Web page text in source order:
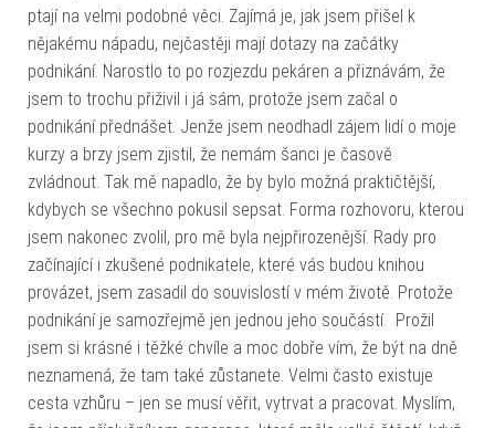
ptají na velmi podobné věci. Zajímá je, jak jsem přišel k
nějakému nápadu, nejčastěji mají dotazy na začátky
podnikání. Narostlo to po rozjezdu pekáren a přiznávám, že
jsem to trochu přiživil i já sám, protože jsem začal o
podnikání přednášet. Jenže jsem neodhadl zájem lidí o moje
kurzy a brzy jsem zjistil, že nemám šanci je časově
zvládnout. Tak mě napadlo, že by bylo možná praktičtější,
kdybych se všechno pokusil sepsat. Forma rozhovoru, kterou
jsem nakonec zvolil, pro mě byla nejpřirozenější. Rady pro
začínající i zkušené podnikatele, které vás budou knihou
provázet, jsem zasadil do souvislostí v mém životě. Protože
podnikání je samozřejmě jen jednou jeho součástí. Prožil
jsem si krásné i těžké chvíle a moc dobře vím, že být na dně
neznamená, že tam také zůstanete. Velmi často existuje
cesta vzhůru – jen se musí věřit, vytrvat a pracovat. Myslím,